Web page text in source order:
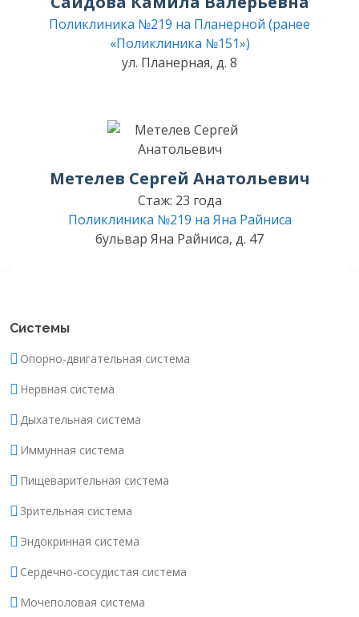
Поликлиника №219 на Планерной (ранее
«Поликлиника №151»)
ул. Планерная, д. 8
Метелев Сергей Анатольевич
Стаж: 23 года
Поликлиника №219 на Яна Райниса
бульвар Яна Райниса, д. 47
Системы
Опорно-двигательная система
Нервная система
Дыхательная система
Иммунная система
Пищеварительная система
Зрительная система
Эндокринная система
Сердечно-сосудистая система
Мочеполовая система